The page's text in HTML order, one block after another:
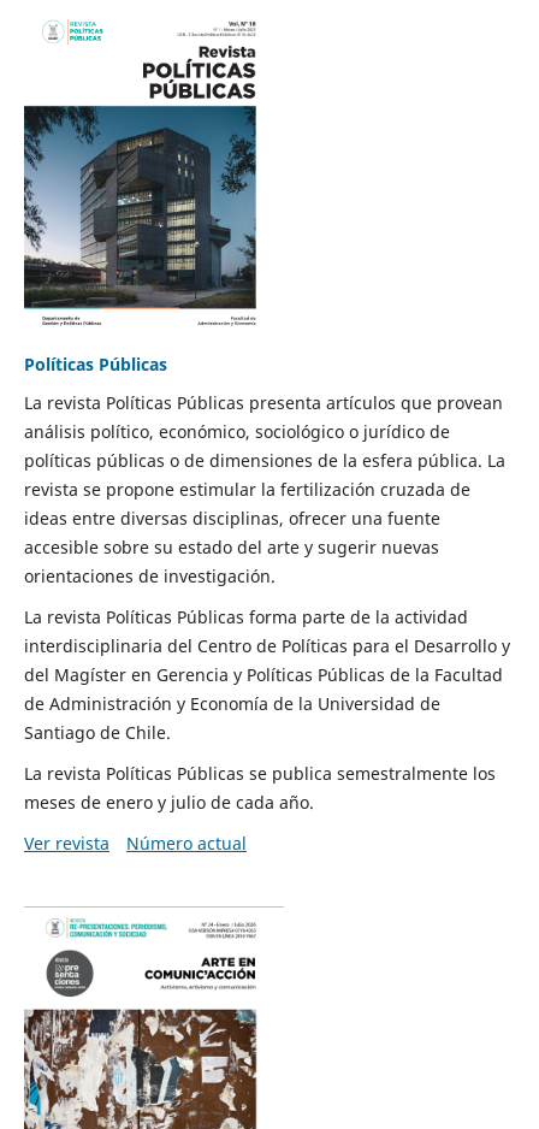
Políticas Públicas
La revista Políticas Públicas presenta artículos que provean
análisis político, económico, sociológico o jurídico de
políticas públicas o de dimensiones de la esfera pública. La
revista se propone estimular la fertilización cruzada de
ideas entre diversas disciplinas, ofrecer una fuente
accesible sobre su estado del arte y sugerir nuevas
orientaciones de investigación.
La revista Políticas Públicas forma parte de la actividad
interdisciplinaria del Centro de Políticas para el Desarrollo y
del Magíster en Gerencia y Políticas Públicas de la Facultad
de Administración y Economía de la Universidad de
Santiago de Chile.
La revista Políticas Públicas se publica semestralmente los
meses de enero y julio de cada año.
Ver revista
Número actual